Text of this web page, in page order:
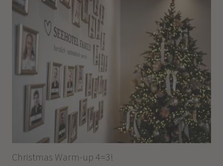
Christmas Warm-up 4=3!